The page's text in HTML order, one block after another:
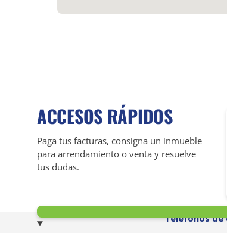
ACCESOS RÁPIDOS
Paga tus facturas, consigna un inmueble
para arrendamiento o venta y resuelve
tus dudas.
Teléfonos